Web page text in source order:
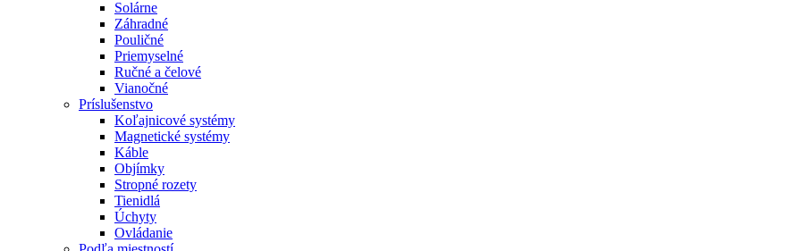
Solárne
Záhradné
Pouličné
Priemyselné
Ručné a čelové
Vianočné
Príslušenstvo
Koľajnicové systémy
Magnetické systémy
Káble
Objímky
Stropné rozety
Tienidlá
Úchyty
Ovládanie